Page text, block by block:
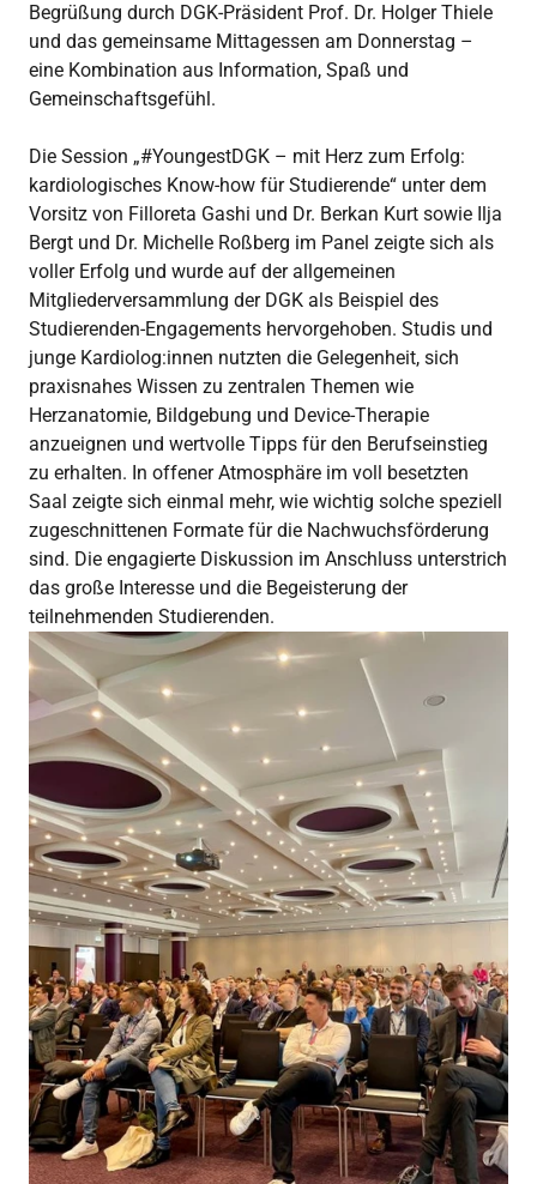
Begrüßung durch DGK-Präsident Prof. Dr. Holger Thiele
und das gemeinsame Mittagessen am Donnerstag –
eine Kombination aus Information, Spaß und
Gemeinschaftsgefühl.
Die Session „#YoungestDGK – mit Herz zum Erfolg:
kardiologisches Know-how für Studierende“ unter dem
Vorsitz von Filloreta Gashi und Dr. Berkan Kurt sowie Ilja
Bergt und Dr. Michelle Roßberg im Panel zeigte sich als
voller Erfolg und wurde auf der allgemeinen
Mitgliederversammlung der DGK als Beispiel des
Studierenden-Engagements hervorgehoben. Studis und
junge Kardiolog:innen nutzten die Gelegenheit, sich
praxisnahes Wissen zu zentralen Themen wie
Herzanatomie, Bildgebung und Device-Therapie
anzueignen und wertvolle Tipps für den Berufseinstieg
zu erhalten. In offener Atmosphäre im voll besetzten
Saal zeigte sich einmal mehr, wie wichtig solche speziell
zugeschnittenen Formate für die Nachwuchsförderung
sind. Die engagierte Diskussion im Anschluss unterstrich
das große Interesse und die Begeisterung der
teilnehmenden Studierenden.